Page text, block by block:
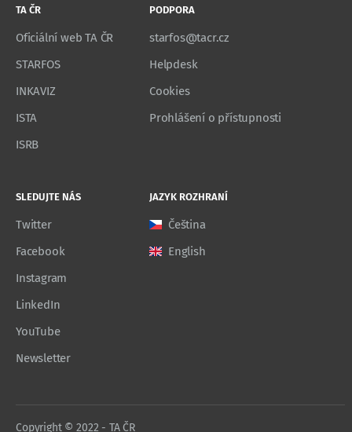
TA ČR
Oficiální web TA ČR
STARFOS
INKAVIZ
ISTA
ISRB
PODPORA
starfos@tacr.cz
Helpdesk
Cookies
Prohlášení o přístupnosti
SLEDUJTE NÁS
Twitter
Facebook
Instagram
LinkedIn
YouTube
Newsletter
JAZYK ROZHRANÍ
Čeština
English
Copyright © 2022 - TA ČR